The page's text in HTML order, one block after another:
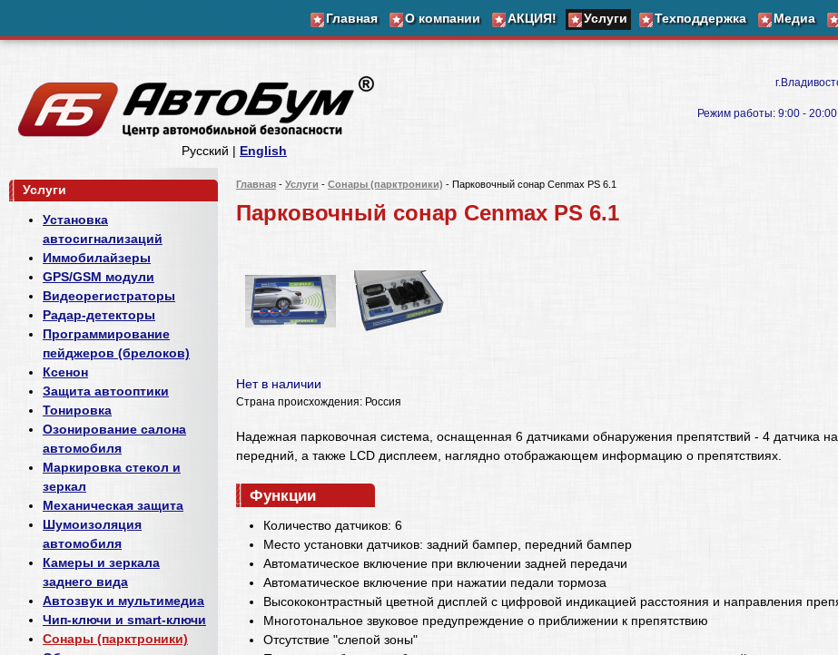
Главная О компании АКЦИЯ! Услуги Техподдержка Медиа
Режим работы: 9:00 -
Русский | English
Главная - Услуги - Сонары (парктроники) - Парковочный сонар Cenmax PS 6.1
Парковочный сонар Cenmax PS 6.1
Нет в наличии
Страна происхождения: Россия
Надежная парковочная система, оснащенная 6 датчиками обнаружения препятствий - 4 датчика
передний, а также LCD дисплеем, наглядно отображающем информацию о препятствиях.
Функции
Количество датчиков: 6
Место установки датчиков: задний бампер, передний бампер
Автоматическое включение при включении задней передачи
Автоматическое включение при нажатии педали тормоза
Высококонтрастный цветной дисплей с цифровой индикацией расстояния и направления
Многотональное звуковое предупреждение о приближении к препятствию
Отсутствие "слепой зоны"
Услуги
Установка
автосигнализаций
Иммобилайзеры
GPS/GSM модули
Видеорегистраторы
Радар-детекторы
Программирование
пейджеров (брелоков)
Ксенон
Защита автооптики
Тонировка
Озонирование салона
автомобиля
Маркировка стекол и
зеркал
Механическая защита
Шумоизоляция
автомобиля
Камеры и зеркала
заднего вида
Автозвук и мультимедиа
Чип-ключи и smart-ключи
Сонары (парктроники)